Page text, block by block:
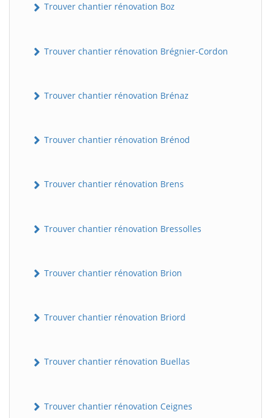
Trouver chantier rénovation Boz
Trouver chantier rénovation Brégnier-Cordon
Trouver chantier rénovation Brénaz
Trouver chantier rénovation Brénod
Trouver chantier rénovation Brens
Trouver chantier rénovation Bressolles
Trouver chantier rénovation Brion
Trouver chantier rénovation Briord
Trouver chantier rénovation Buellas
Trouver chantier rénovation Ceignes